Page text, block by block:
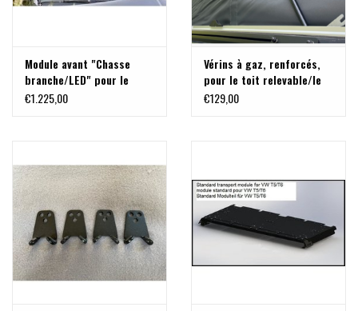
Module avant "Chasse
branche/LED" pour le
GTV-GMB VW T5/6 galerie
€1.225,00
Vérins à gaz, renforcés,
pour le toit relevable/le
toit de couchage du VW
€129,00